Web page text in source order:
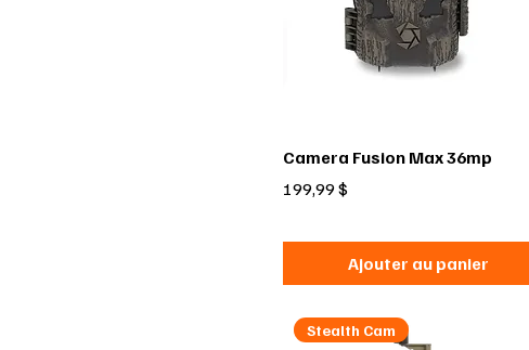
Camera Fusion Max 36mp
Prix
199,99 $
Ajouter au panier
Stealth Cam